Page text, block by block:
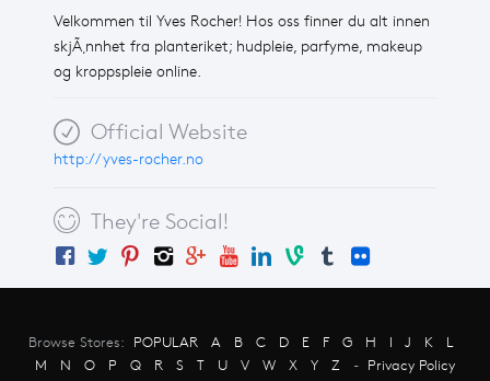
Velkommen til Yves Rocher! Hos oss finner du alt innen
skjÃ¸nnhet fra planteriket; hudpleie, parfyme, makeup
og kroppspleie online.
Official Website
http://yves-rocher.no
They're Social!
Browse Stores: POPULAR A B C D E F G H I J K
L
M
N O P Q R S T U V W X Y Z - Privacy Policy